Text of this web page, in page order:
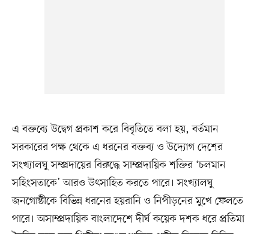
এ বক্তব্যে উদ্বেগ প্রকাশ করে বিবৃতিতে বলা হয়, বর্তমান
সরকারের পক্ষ থেকে এ ধরনের বক্তব্য ও উদ্যোগ দেশের
সংখ্যালঘু সম্প্রদায়ের বিরুদ্ধে সাম্প্রদায়িক শক্তির ‘চলমান
সহিংসতাকে’ আরও উৎসাহিত করতে পারে। সংখ্যালঘু
জনগোষ্ঠীকে বিভিন্ন ধরনের হয়রানি ও নিপীড়নের মুখে ফেলতে
পারে। অসাম্প্রদায়িক বাংলাদেশে দীর্ঘ কয়েক দশক ধরে প্রতিমা